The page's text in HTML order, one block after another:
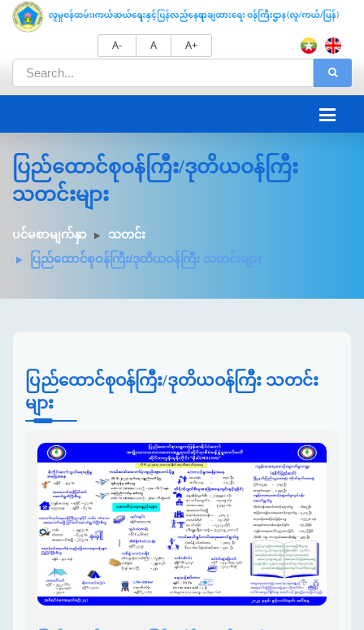
A- A A+
ပြည်ထောင်စုဝန်ကြီး/ဒုတိယဝန်ကြီး
သတင်းများ
ပင်မစာမျက်နှာ
သတင်း
ပြည်ထောင်စုဝန်ကြီး/ဒုတိယဝန်ကြီး သတင်းများ
ပြည်ထောင်စုဝန်ကြီး/ဒုတိယဝန်ကြီး သတင်း
များ